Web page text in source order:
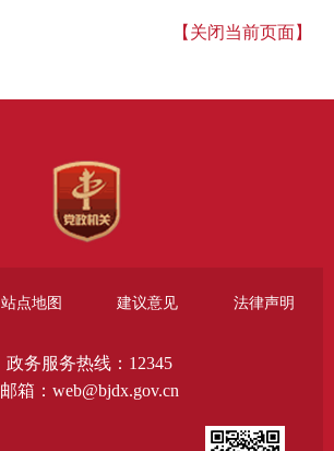
【关闭当前页面】
站点地图 建议意见 法律声明
政务服务热线：12345
邮箱：web@bjdx.gov.cn